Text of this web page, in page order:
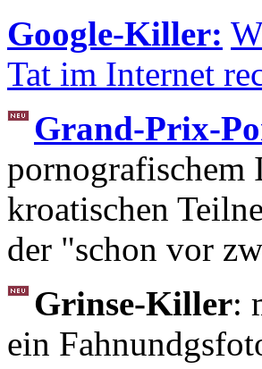
Google-Killer:
Tat im Internet
Grand-Prix-
pornografischem
kroatischen
der "schon vor
Grinse-Killer:
ein